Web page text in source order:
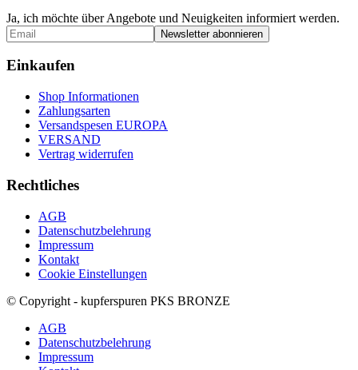
Ja, ich möchte über Angebote und Neuigkeiten informiert werden.
Einkaufen
Shop Informationen
Zahlungsarten
Versandspesen EUROPA
VERSAND
Vertrag widerrufen
Rechtliches
AGB
Datenschutzbelehrung
Impressum
Kontakt
Cookie Einstellungen
© Copyright - kupferspuren PKS BRONZE
AGB
Datenschutzbelehrung
Impressum